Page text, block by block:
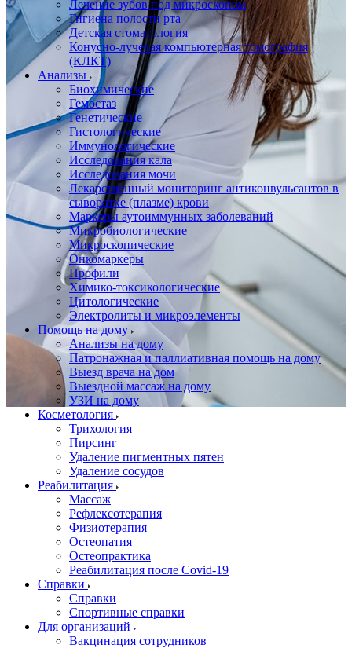
Лечение зубов под микроскопом
Гигиена полости рта
Детская стоматология
Конусно-лучевая компьютерная томография
(КЛКТ)
Анализы
Биохимические
Гемостаз
Генетические
Гистологические
Иммунологические
Исследования кала
Исследования мочи
Лекарственный мониторинг антиконвульсантов в
сыворотке (плазме) крови
Маркеры аутоиммунных заболеваний
Микробиологические
Микроскопические
Онкомаркеры
Профили
Химико-токсикологические
Цитологические
Электролиты и микроэлементы
Помощь на дому
Анализы на дому
Патронажная и паллиативная помощь на дому
Выезд врача на дом
Выездной массаж на дому
УЗИ на дому
Косметология
Трихология
Пирсинг
Удаление пигментных пятен
Удаление сосудов
Реабилитация
Массаж
Рефлексотерапия
Физиотерапия
Остеопатия
Остеопрактика
Реабилитация после Covid-19
Справки
Справки
Спортивные справки
Для организаций
Вакцинация сотрудников